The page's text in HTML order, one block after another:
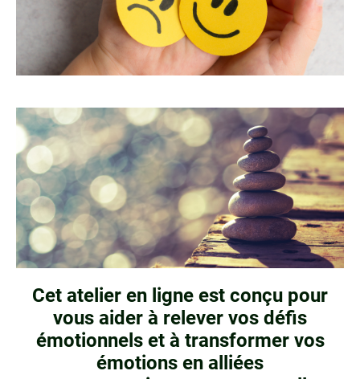
Cet atelier en ligne est conçu pour
vous aider à relever vos défis
émotionnels et à transformer vos
émotions en alliées